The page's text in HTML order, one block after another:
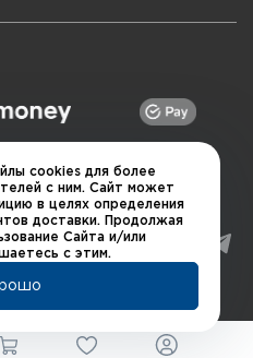
cookies для более
с ним. Сайт может
в целях определения
доставки. Продолжая
Сайта и/или
с этим.